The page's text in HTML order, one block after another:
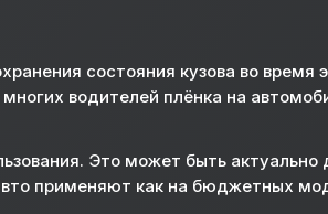
состояния кузова во время
водителей плёнка на
Это может быть актуально
применяют как на бюджетных